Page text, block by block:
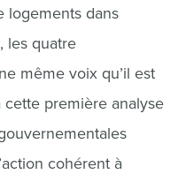
logements dans
les quatre
même voix qu’il est
première analyse
cohérent à